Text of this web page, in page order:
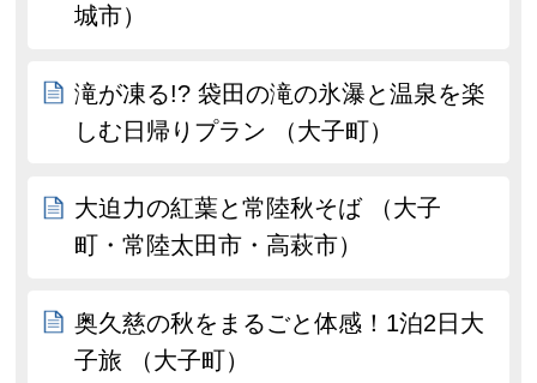
城市）
滝が凍る!? 袋田の滝の氷瀑と温泉を楽
しむ日帰りプラン （大子町）
大迫力の紅葉と常陸秋そば （大子
町・常陸太田市・高萩市）
奥久慈の秋をまるごと体感！1泊2日大
子旅 （大子町）